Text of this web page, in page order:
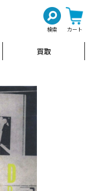
検索 カート
買取